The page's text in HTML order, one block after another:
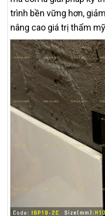
trình bền vững hơn,
nâng cao giá trị thẩm